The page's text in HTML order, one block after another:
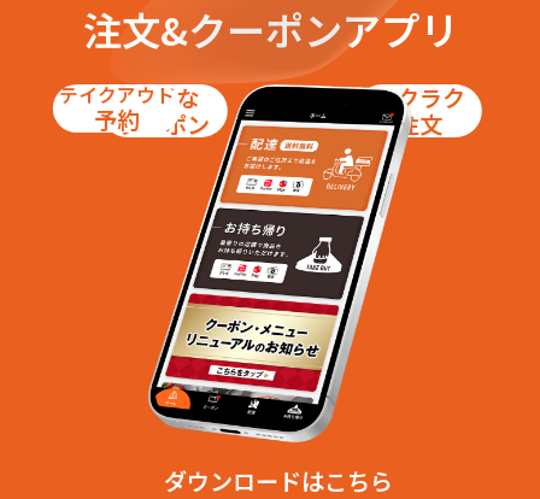
注文&クーポンアプリ
お得な
クーポン
テイクアウト
予約
ラクラク
注文
ダウンロードはこちら